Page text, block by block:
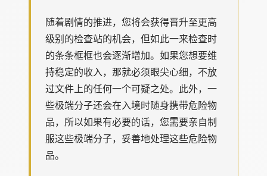
随着剧情的推进，您将会获得晋升至更高
级别的检查站的机会，但如此一来检查时
的条条框框也会逐渐增加。如果您想要维
持稳定的收入，那就必须眼尖心细，不放
过文件上的任何一个可疑之处。此外，一
些极端分子还会在入境时随身携带危险物
品，所以如果有必要的话，您需要亲自制
服这些极端分子，妥善地处理这些危险物
品。